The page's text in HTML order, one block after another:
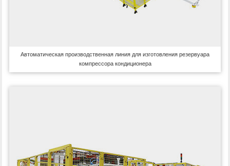
Автоматическая производственная линия для изготовления резервуара
компрессора кондиционера